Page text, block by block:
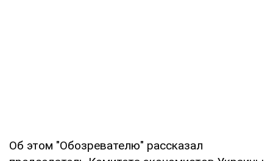
Об этом "Обозревателю" рассказал